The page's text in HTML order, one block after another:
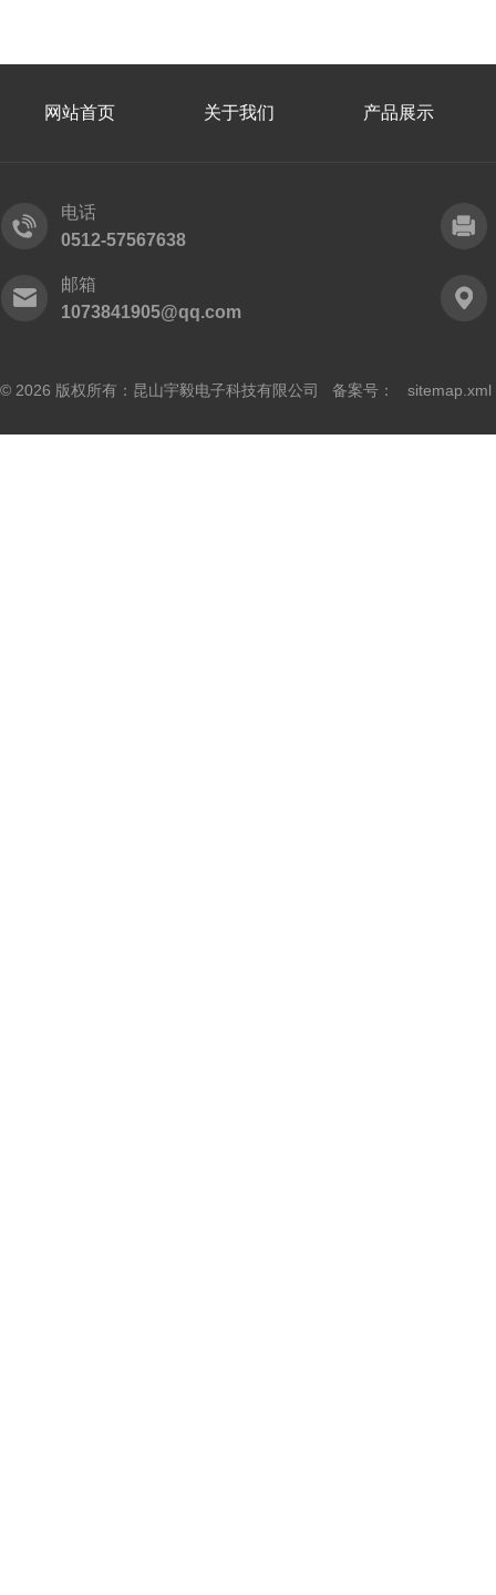
网站首页 关于我们 产品展示
电话
0512-57567638
邮箱
1073841905@qq.com
© 2026 版权所有：昆山宇毅电子科技有限公司 备案号： sitemap.xml